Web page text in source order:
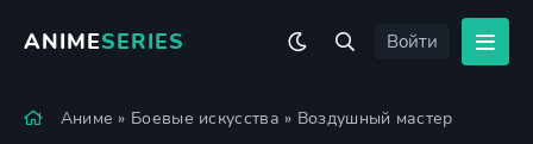
ANIMESERIES Войти
Аниме » Боевые искусства » Воздушный мастер